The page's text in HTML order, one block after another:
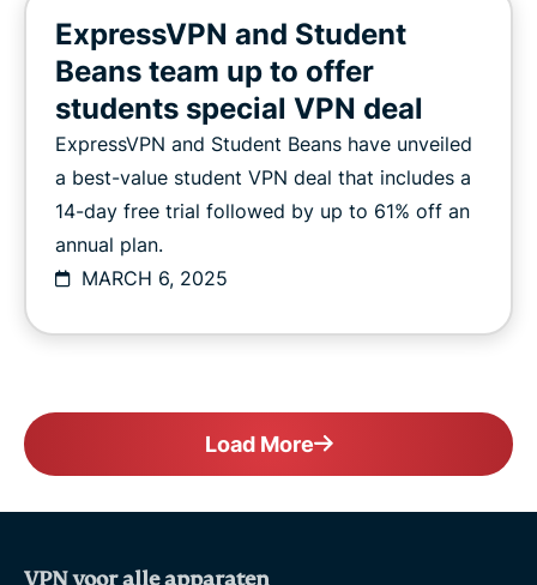
ExpressVPN and Student
Beans team up to offer
students special VPN deal
ExpressVPN and Student Beans have unveiled
a best-value student VPN deal that includes a
14-day free trial followed by up to 61% off an
annual plan.
MARCH 6, 2025
Load More
VPN voor alle apparaten